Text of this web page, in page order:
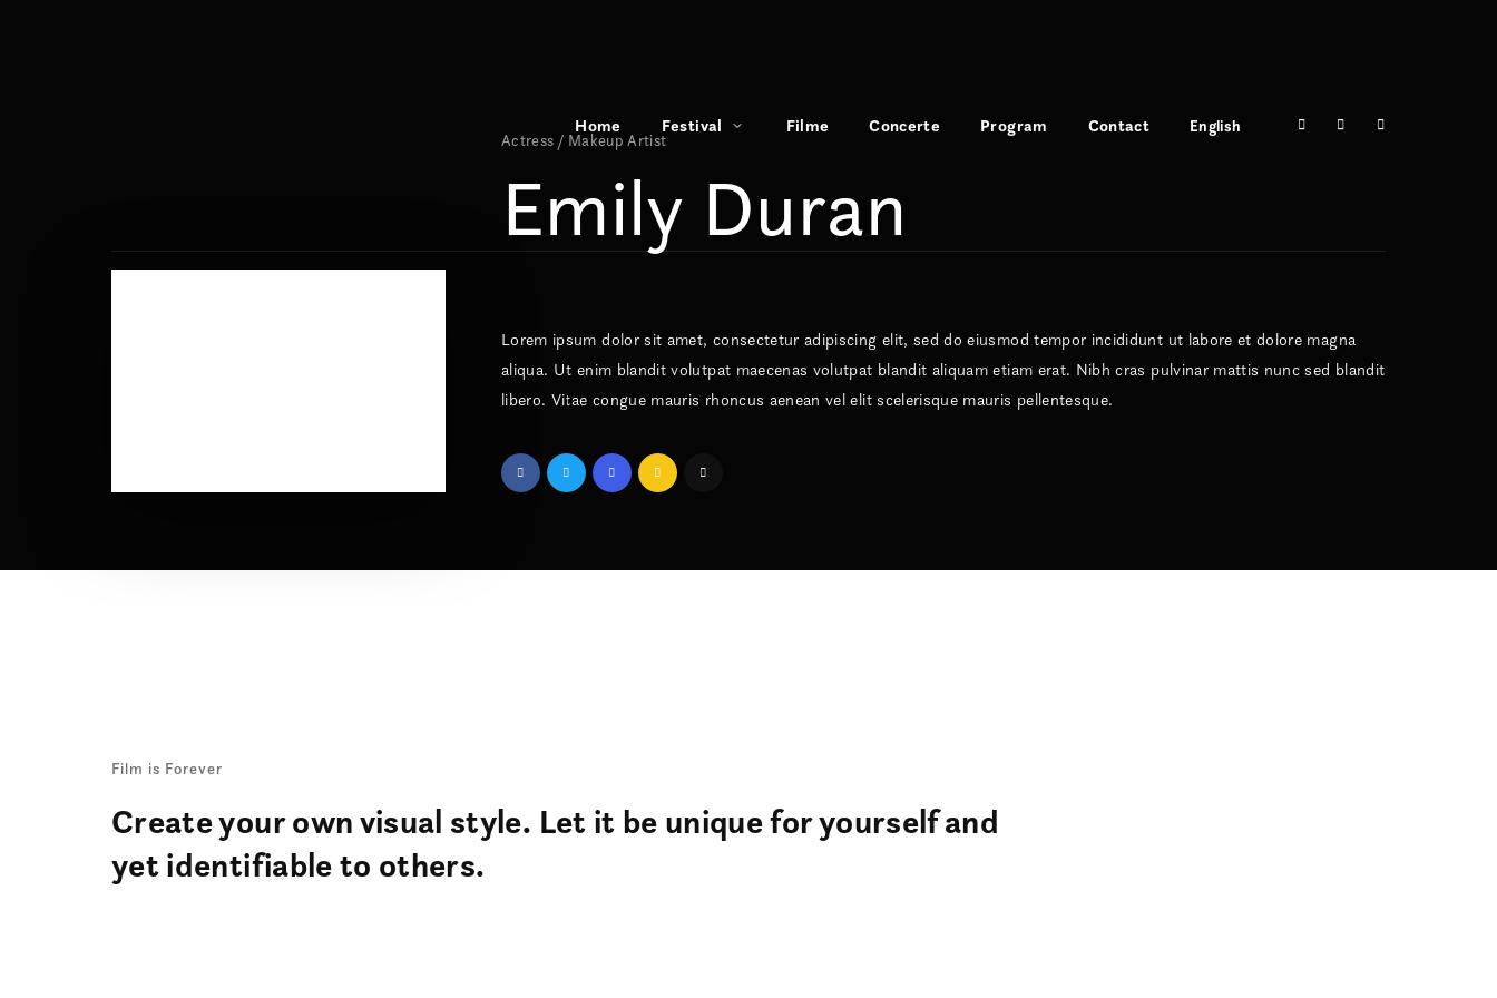
Home Festival Filme Concerte Program Contact English
Actress Makeup Artist
Emily Duran
Lorem ipsum dolor sit amet, consectetur adipiscing elit, sed do eiusmod tempor incididunt ut labore et dolore magna
aliqua. Ut enim blandit volutpat maecenas volutpat blandit aliquam etiam erat. Nibh cras pulvinar mattis nunc sed blandit
libero. Vitae congue mauris rhoncus aenean vel elit scelerisque mauris pellentesque.
Film is Forever
Create your own visual style. Let it be unique for yourself and
yet identifiable to others.